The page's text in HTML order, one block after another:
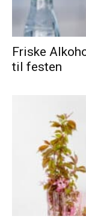
Friske
til festen